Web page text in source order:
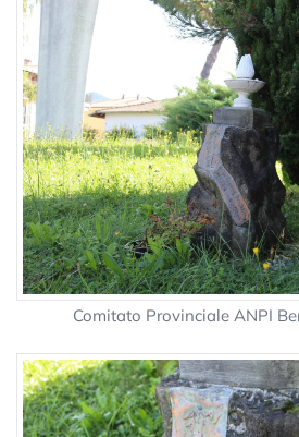
Comitato Provinciale ANPI